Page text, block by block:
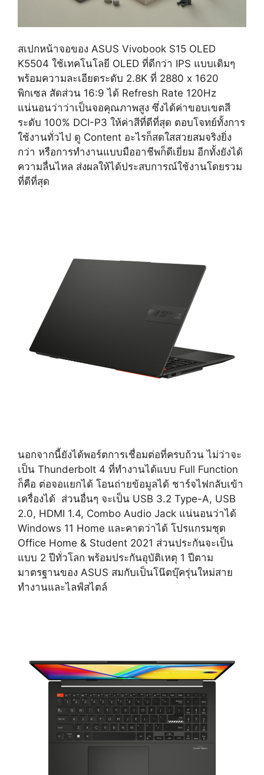
สเปกหน้าจอของ ASUS Vivobook S15 OLED
K5504 ใช้เทคโนโลยี OLED ที่ดีกว่า IPS แบบเดิมๆ
พร้อมความละเอียดระดับ 2.8K ที่ 2880 x 1620
พิกเซล สัดส่วน 16:9 ได้ Refresh Rate 120Hz
แน่นอนว่าว่าเป็นจอคุณภาพสูง ซึ่งได้ค่าขอบเขตสี
ระดับ 100% DCI-P3 ให้ค่าสีที่ดีที่สุด ตอบโจทย์ทั้งการ
ใช้งานทั่วไป ดู Content อะไรก็สดใสสวยสมจริงยิ่ง
กว่า หรือการทำงานแบบมืออาชีพก็ดีเยี่ยม อีกทั้งยังได้
ความลื่นไหล ส่งผลให้ได้ประสบการณ์ใช้งานโดยรวม
ที่ดีที่สุด
นอกจากนี้ยังได้พอร์ตการเชื่อมต่อที่ครบถ้วน ไม่ว่าจะ
เป็น Thunderbolt 4 ที่ทำงานได้แบบ Full Function
ก็คือ ต่อจอแยกได้ โอนถ่ายข้อมูลได้ ชาร์จไฟกลับเข้า
เครื่องได้ ส่วนอื่นๆ จะเป็น USB 3.2 Type-A, USB
2.0, HDMI 1.4, Combo Audio Jack แน่นอนว่าได้
Windows 11 Home และคาดว่าได้ โปรแกรมชุด
Office Home & Student 2021 ส่วนประกันจะเป็น
แบบ 2 ปีทั่วโลก พร้อมประกันอุบัติเหตุ 1 ปีตาม
มาตรฐานของ ASUS สมกับเป็นโน๊ตบุ๊ครุ่นใหม่สาย
ทำงานและไลฟ์สไตล์